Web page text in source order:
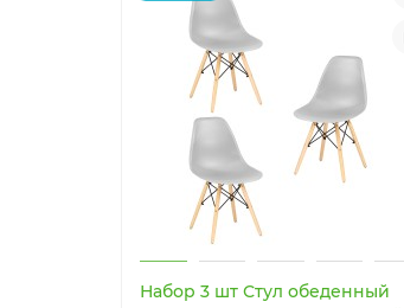
Набор 3 шт Стул обеденный